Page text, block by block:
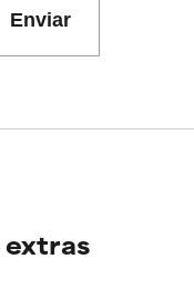
Enviar